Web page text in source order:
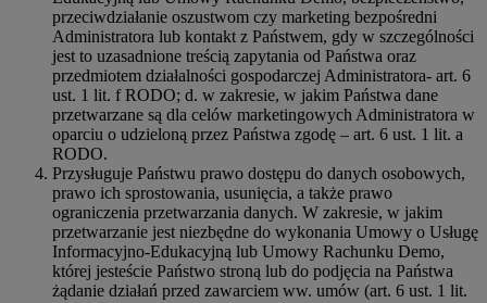
przeciwdziałanie oszustwom czy marketing bezpośredni
Administratora lub kontakt z Państwem, gdy w szczególności
jest to uzasadnione treścią zapytania od Państwa oraz
przedmiotem działalności gospodarczej Administratora- art. 6
ust. 1 lit. f RODO; d. w zakresie, w jakim Państwa dane
przetwarzane są dla celów marketingowych Administratora w
oparciu o udzieloną przez Państwa zgodę – art. 6 ust. 1 lit. a
RODO.
Przysługuje Państwu prawo dostępu do danych osobowych,
prawo ich sprostowania, usunięcia, a także prawo
ograniczenia przetwarzania danych. W zakresie, w jakim
przetwarzanie jest niezbędne do wykonania Umowy o Usługę
Informacyjno-Edukacyjną lub Umowy Rachunku Demo,
której jesteście Państwo stroną lub do podjęcia na Państwa
żądanie działań przed zawarciem ww. umów (art. 6 ust. 1 lit.